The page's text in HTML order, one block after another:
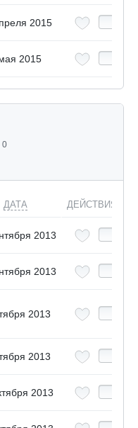
2015
2015
0
ДАТА ДЕЙСТВИЯ
2013
2013
2013
2013
2013